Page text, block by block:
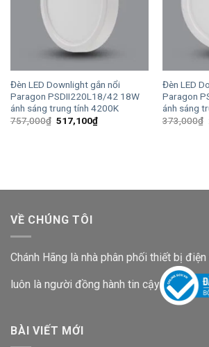
Đèn LED Downlight gắn nổi
Paragon PSDII220L18/42 18W
ánh sáng trung tính 4200K
757,000₫ Giá
517,100₫Giá
hiện
Đèn LED
Paragon
ánh sáng
373,000₫
VỀ CHÚNG TÔI
Chánh Hãng là nhà phân phối thiết bị
luôn là người đồng hành tin cậy
BÀI VIẾT MỚI